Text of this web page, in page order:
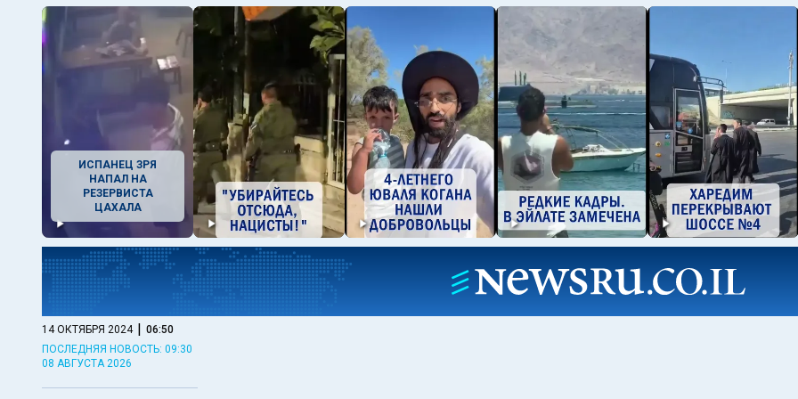
ИСПАНЕЦ ЗРЯ
НАПАЛ НА
РЕЗЕРВИСТА
ЦАХАЛА
14 ОКТЯБРЯ 2024 | 06:50
ПОСЛЕДНЯЯ НОВОСТЬ: 09:30
08 АВГУСТА 2026